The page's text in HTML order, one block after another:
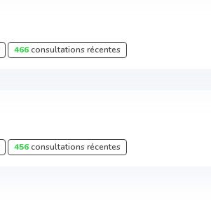
466consultations récentes
456consultations récentes